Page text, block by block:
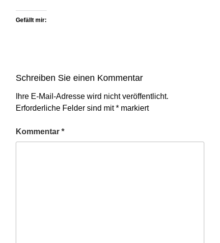
Gefällt mir:
Schreiben Sie einen Kommentar
Ihre E-Mail-Adresse wird nicht veröffentlicht.
Erforderliche Felder sind mit* markiert
Kommentar *